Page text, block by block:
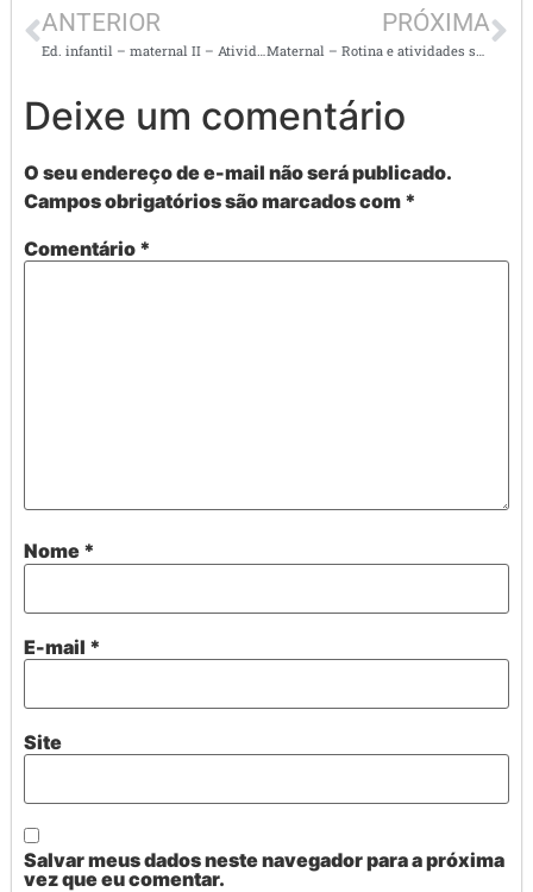
ANTERIOR PRÓXIMA
Deixe um comentário
O seu endereço de e-mail não será publicado.
Campos obrigatórios são marcados com *
Comentário *
Nome *
E-mail *
Site
Salvar meus dados neste navegador para a próxima
vez que eu comentar.